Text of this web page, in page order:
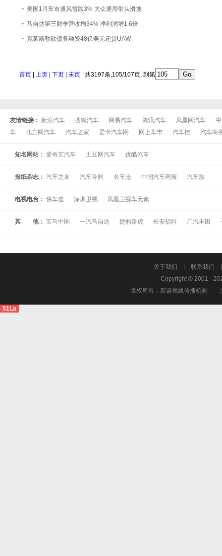
· 美国1月车市遭风雪跌3% 大众通用带头滑坡
· 马自达第三财季营收增34% 净利润增1.6倍
· 克莱斯勒欲债务融资48亿美元还贷UAW
首页 | 上页 | 下页 | 末页 共3197条, 105/107页, 到第
友情链接： 新浪汽车 搜狐汽车 网易汽车 腾讯汽车 凤凰网汽车
车
北方网汽车 汽车之家 爱卡汽车网 网上车市 汽车控 汽车商
知名网站： 爱奇艺汽车 土豆网汽车 优酷汽车
报纸杂志： 汽车之友 汽车导购 名车志 中国汽车画报 汽车族
电视电台： 快车道 深圳卫视 凤凰卫视车元素
其 他： 宝马中国 一汽马自达 捷豹路虎 长安福特 广汽丰田
关于我们 联系我们
Copyright © 2001 -
版权所有：新诺视线传播机构
51La